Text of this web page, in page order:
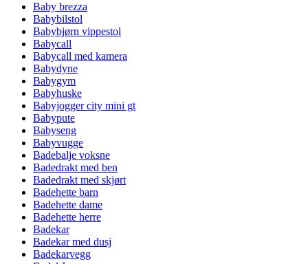
Baby brezza
Babybilstol
Babybjørn vippestol
Babycall
Babycall med kamera
Babydyne
Babygym
Babyhuske
Babyjogger city mini gt
Babypute
Babyseng
Babyvugge
Badebalje voksne
Badedrakt med ben
Badedrakt med skjørt
Badehette barn
Badehette dame
Badehette herre
Badekar
Badekar med dusj
Badekarvegg